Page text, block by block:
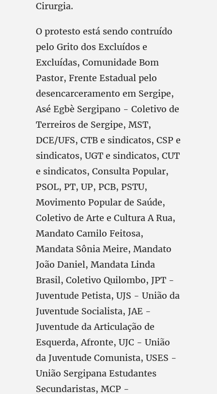
Cirurgia.
O protesto está sendo contruído
pelo Grito dos Excluídos e
Excluídas, Comunidade Bom
Pastor, Frente Estadual pelo
desencarceramento em Sergipe,
Asé Egbè Sergipano - Coletivo de
Terreiros de Sergipe, MST,
DCE/UFS, CTB e sindicatos, CSP e
sindicatos, UGT e sindicatos, CUT
e sindicatos, Consulta Popular,
PSOL, PT, UP, PCB, PSTU,
Movimento Popular de Saúde,
Coletivo de Arte e Cultura A Rua,
Mandato Camilo Feitosa,
Mandata Sônia Meire, Mandato
João Daniel, Mandata Linda
Brasil, Coletivo Quilombo, JPT -
Juventude Petista, UJS - União da
Juventude Socialista, JAE -
Juventude da Articulação de
Esquerda, Afronte, UJC - União
da Juventude Comunista, USES -
União Sergipana Estudantes
Secundaristas, MCP -